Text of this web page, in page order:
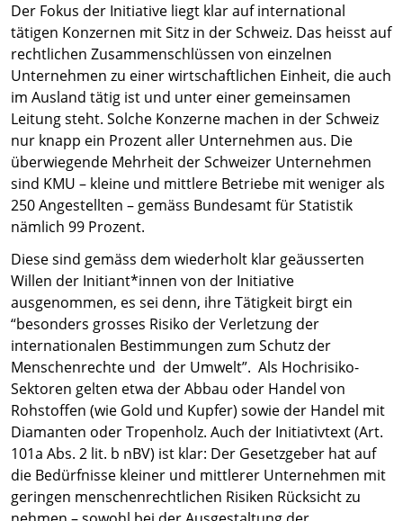
Der Fokus der Initiative liegt klar auf international
tätigen Konzernen mit Sitz in der Schweiz. Das heisst auf
rechtlichen Zusammenschlüssen von einzelnen
Unternehmen zu einer wirtschaftlichen Einheit, die auch
im Ausland tätig ist und unter einer gemeinsamen
Leitung steht. Solche Konzerne machen in der Schweiz
nur knapp ein Prozent aller Unternehmen aus. Die
überwiegende Mehrheit der Schweizer Unternehmen
sind KMU – kleine und mittlere Betriebe mit weniger als
250 Angestellten – gemäss Bundesamt für Statistik
nämlich 99 Prozent.
Diese sind gemäss dem wiederholt klar geäusserten
Willen der Initiant*innen von der Initiative
ausgenommen, es sei denn, ihre Tätigkeit birgt ein
“besonders grosses Risiko der Verletzung der
internationalen Bestimmungen zum Schutz der
Menschenrechte und der Umwelt”. Als Hochrisiko-
Sektoren gelten etwa der Abbau oder Handel von
Rohstoffen (wie Gold und Kupfer) sowie der Handel mit
Diamanten oder Tropenholz. Auch der Initiativtext (Art.
101a Abs. 2 lit. b nBV) ist klar: Der Gesetzgeber hat auf
die Bedürfnisse kleiner und mittlerer Unternehmen mit
geringen menschenrechtlichen Risiken Rücksicht zu